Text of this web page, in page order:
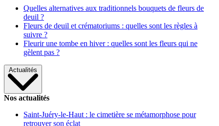
Quelles alternatives aux traditionnels bouquets de fleurs de
deuil ?
Fleurs de deuil et crématoriums : quelles sont les règles à
suivre ?
Fleurir une tombe en hiver : quelles sont les fleurs qui ne
gèlent pas ?
Actualités
Nos actualités
Saint-Juéry-le-Haut : le cimetière se métamorphose pour
retrouver son éclat